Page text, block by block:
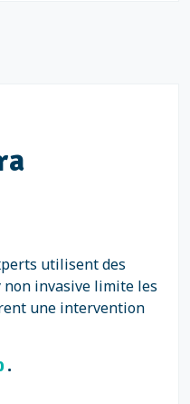
utilisent des
non invasive limite les
une intervention
.